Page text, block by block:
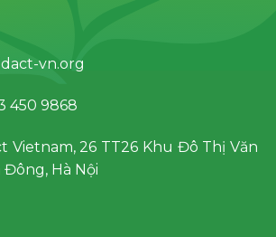
vn.org
450 9868
Vietnam, 26 TT26 Khu Đô Thị Văn
Đông, Hà Nội